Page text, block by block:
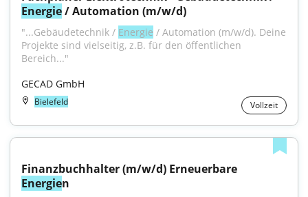
Energie / Automation (m/w/d)
"...Gebäudetechnik / Energie / Automation (m/w/d). Deine
Projekte sind vielseitig, z.B. für den öffentlichen
Bereich..."
GECAD GmbH
Bielefeld Vollzeit
Energien